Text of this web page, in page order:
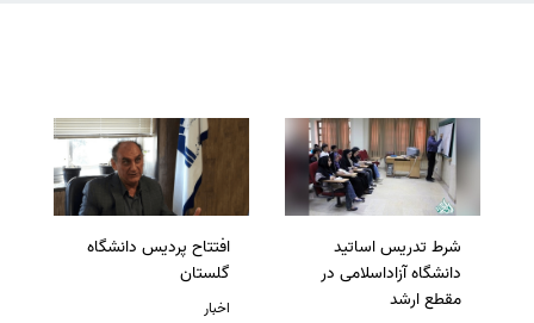
شرط تدریس اساتید
دانشگاه آزاداسلامی در
مقطع ارشد
افتتاح پردیس دانشگاه
گلستان
اخبار